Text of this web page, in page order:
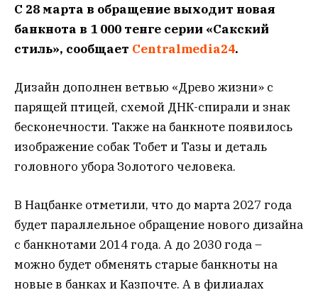
С 28 марта в обращение выходит новая
банкнота в 1 000 тенге серии «Сакский
стиль», сообщает Centralmedia24.
Дизайн дополнен ветвью «Древо жизни» с
парящей птицей, схемой ДНК-спирали и знак
бесконечности. Также на банкноте появилось
изображение собак Тобет и Тазы и деталь
головного убора Золотого человека.
В Нацбанке отметили, что до марта 2027 года
будет параллельное обращение нового дизайна
с банкнотами 2014 года. А до 2030 года –
можно будет обменять старые банкноты на
новые в банках и Казпочте. А в филиалах